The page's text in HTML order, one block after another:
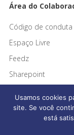
Área do
Código de conduta
Espaço Livre
Feedz
Sharepoint
Afonso França
Usamos cookies
site. Se você
está